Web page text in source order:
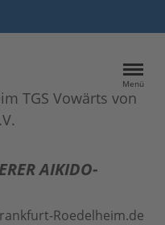
Menü
TGS Vowärts von
AIKIDO-
Roedelheim.de